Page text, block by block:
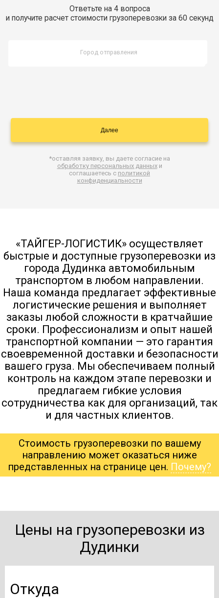
Ответьте на 4 вопроса
и получите расчет стоимости грузоперевозки за 60 секунд
*оставляя заявку, вы даете согласие на
обработку персональных данныхи
соглашаетесь с политикой
конфиденциальности
«ТАЙГЕР-ЛОГИСТИК» осуществляет
быстрые и доступные грузоперевозки из
города Дудинка автомобильным
транспортом в любом направлении.
Наша команда предлагает эффективные
логистические решения и выполняет
заказы любой сложности в кратчайшие
сроки. Профессионализм и опыт нашей
транспортной компании — это гарантия
своевременной доставки и безопасности
вашего груза. Мы обеспечиваем полный
контроль на каждом этапе перевозки и
предлагаем гибкие условия
сотрудничества как для организаций, так
и для частных клиентов.
Стоимость грузоперевозки по вашему
направлению может оказаться ниже
представленных на странице цен. Почему?
Цены на грузоперевозки из
Дудинки
Откуда